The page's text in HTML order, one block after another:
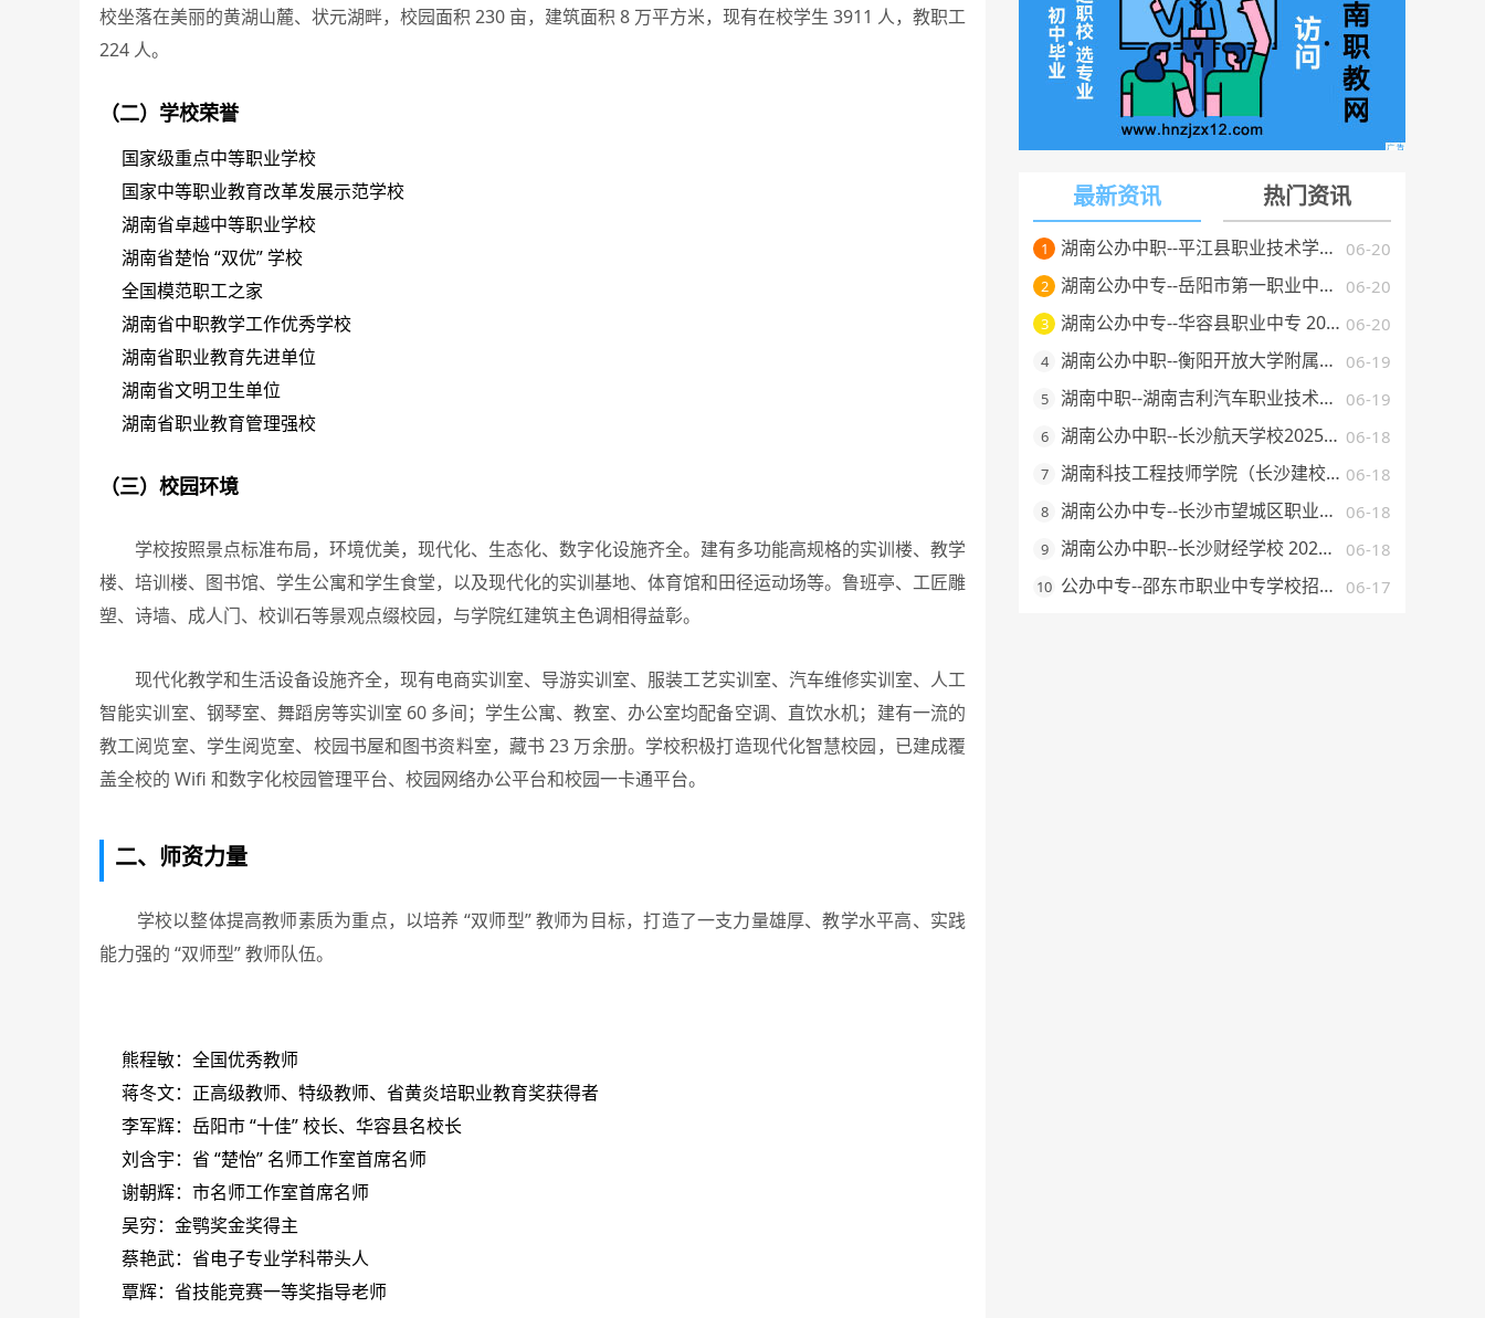
校坐落在美丽的黄湖山麓、状元湖畔，校园面积 230 亩，建筑面积 8 万平方米，现有在校学生 3911 人，教职工
224 人。
（二）学校荣誉
国家级重点中等职业学校
国家中等职业教育改革发展示范学校
湖南省卓越中等职业学校
湖南省楚怡 “双优” 学校
全国模范职工之家
湖南省中职教学工作优秀学校
湖南省职业教育先进单位
湖南省文明卫生单位
湖南省职业教育管理强校
（三）校园环境
学校按照景点标准布局，环境优美，现代化、生态化、数字化设施齐全。建有多功能高规格的实训楼、教学
楼、培训楼、图书馆、学生公寓和学生食堂，以及现代化的实训基地、体育馆和田径运动场等。鲁班亭、工匠雕
塑、诗墙、成人门、校训石等景观点缀校园，与学院红建筑主色调相得益彰。
现代化教学和生活设备设施齐全，现有电商实训室、导游实训室、服装工艺实训室、汽车维修实训室、人工
智能实训室、钢琴室、舞蹈房等实训室 60 多间；学生公寓、教室、办公室均配备空调、直饮水机；建有一流的
教工阅览室、学生阅览室、校园书屋和图书资料室，藏书 23 万余册。学校积极打造现代化智慧校园，已建成覆
盖全校的 Wifi 和数字化校园管理平台、校园网络办公平台和校园一卡通平台。
二、师资力量
学校以整体提高教师素质为重点，以培养 “双师型” 教师为目标，打造了一支力量雄厚、教学水平高、实践
能力强的 “双师型” 教师队伍。
熊程敏：全国优秀教师
蒋冬文：正高级教师、特级教师、省黄炎培职业教育奖获得者
李军辉：岳阳市 “十佳” 校长、华容县名校长
刘含宇：省 “楚怡” 名师工作室首席名师
谢朝辉：市名师工作室首席名师
吴穷：金鹗奖金奖得主
蔡艳武：省电子专业学科带头人
覃辉：省技能竞赛一等奖指导老师
最新资讯 热门资讯
1 06-20
湖南公办中职--平江县职业技术学校 2025 年招生简章
2 06-20
湖南公办中专--岳阳市第一职业中等专业学校 2025 年招生简章
3 06-20
湖南公办中专--华容县职业中专 2025 年招生简章
4 06-19
湖南公办中职--衡阳开放大学附属中等职业学校 2025 年招生简章
5 06-19
湖南中职--湖南吉利汽车职业技术学院2025年普通高校招生章程
6 06-18
湖南公办中职--长沙航天学校2025年招生简章
7 06-18
湖南科技工程技师学院（长沙建校）2025年招生简章
8 06-18
湖南公办中专--长沙市望城区职业中等专业学校 2025 年招生简章
9 06-18
湖南公办中职--长沙财经学校 2025 年招生简章
10 06-17
公办中专--邵东市职业中专学校招生简章（2025 年）